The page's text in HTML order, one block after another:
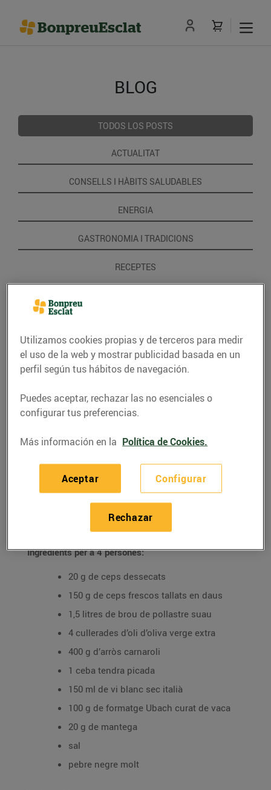
BLOG
TODOS LOS POSTS
ACTUALITAT
CONSELLS I HÀBITS SALUDABLES
ENERGIA
GASTRONOMIA I TRADICIONS
RECEPTES
RECETAS
Rissoto de ceps amb
formatge de vaca
Ingredients per a 4 persones:
20 g de ceps dessecats
150 g de ceps frescos tallats en daus
1,5 litres de brou de pollastre suau
4 cullerades d’oli d’oliva verge extra
400 g d’arròs carnaroli
1 ceba tendra picada
150 ml de vi blanc sec italià
100 g de formatge Ubach curat de vaca
20 g de mantega
sal
pebre negre molt
Utilizamos cookies propias y de terceros para medir
el uso de la web y mostrar publicidad basada en un
perfil según tus hábitos de navegación.
Puedes aceptar, rechazar las no esenciales o
configurar tus preferencias.
Más información en la Política de Cookies.
Configurar
Rechazar
Aceptar